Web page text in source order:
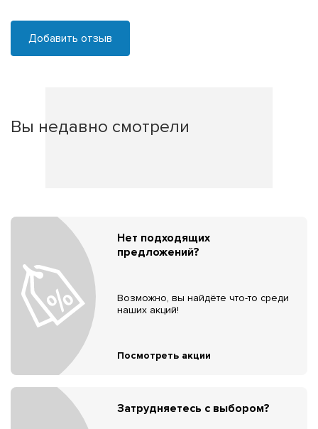
Добавить отзыв
Вы недавно смотрели
Нет подходящих
предложений?
Возможно, вы найдёте что-то среди
наших акций!
Посмотреть акции
Затрудняетесь с выбором?